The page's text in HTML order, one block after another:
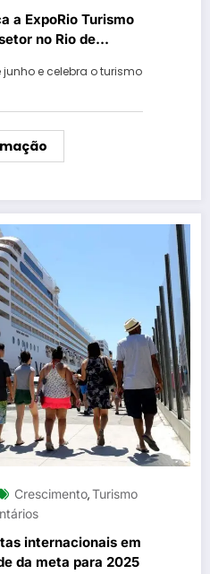
a ExpoRio Turismo
no Rio de
e celebra o turismo
Crescimento,Turismo
internacionais em
da meta para 2025